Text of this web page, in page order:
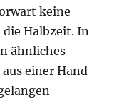
keine
die Halbzeit. In
ähnliches
einer Hand